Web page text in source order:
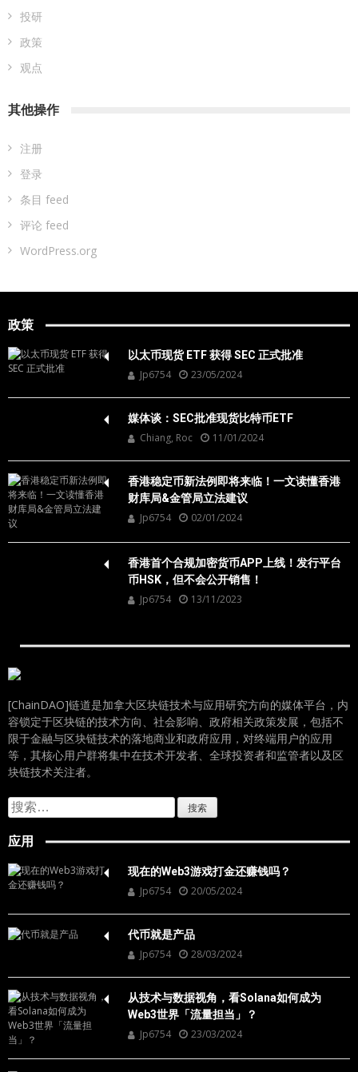
投研
政策
观点
其他操作
注册
登录
条目 feed
评论 feed
WordPress.org
政策
以太币现货 ETF 获得 SEC 正式批准
Jp6754 23/05/2024
媒体谈：SEC批准现货比特币ETF
Chiang, Roc 11/01/2024
香港稳定币新法例即将来临！一文读懂香港
财库局&金管局立法建议
Jp6754 02/01/2024
香港首个合规加密货币APP上线！发行平台
币HSK，但不会公开销售！
Jp6754 13/11/2023
[ChainDAO]链道是加拿大区块链技术与应用研究方向的媒体平台，内
容锁定于区块链的技术方向、社会影响、政府相关政策发展，包括不
限于金融与区块链技术的落地商业和政府应用，对终端用户的应用
等，其核心用户群将集中在技术开发者、全球投资者和监管者以及区
块链技术关注者。
搜
索：
应用
现在的Web3游戏打金还赚钱吗？
Jp6754 20/05/2024
代币就是产品
Jp6754 28/03/2024
从技术与数据视角，看Solana如何成为
Web3世界「流量担当」？
Jp6754 23/03/2024